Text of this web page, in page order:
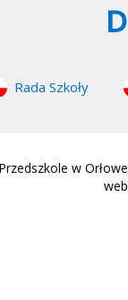
Rada Szkoły
w